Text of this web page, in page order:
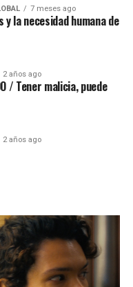
7 meses ago
la necesidad humana de
2 años ago
/ Tener malicia, puede
2 años ago